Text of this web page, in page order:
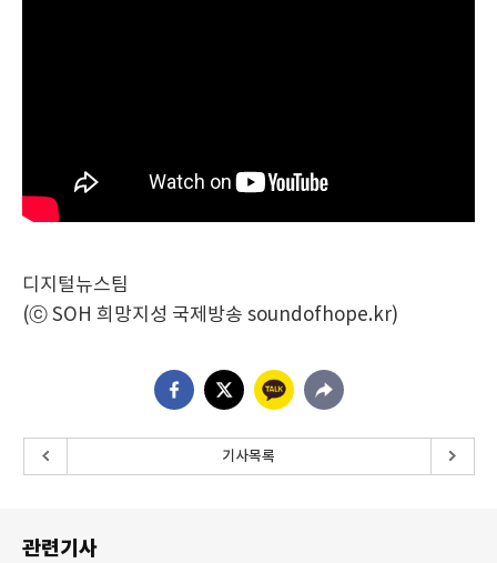
디지털뉴스팀
(ⓒ SOH 희망지성 국제방송 soundofhope.kr)
기사목록
관련기사